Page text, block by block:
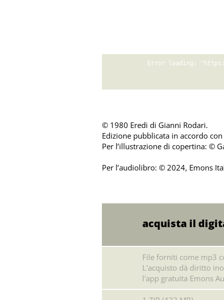
© 1980 Eredi di Gianni Rodari.
Edizione pubblicata in accordo
Per l’illustrazione di copertina: ©
Per l’audiolibro: © 2024, Emons
acquista il
File forniti come mp3
L'acquisto dà diritto
l'app gratuita Emons